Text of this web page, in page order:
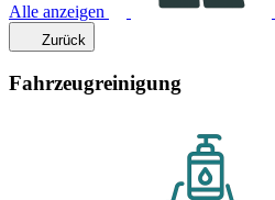
Alle anzeigen
Zurück
Fahrzeugreinigung